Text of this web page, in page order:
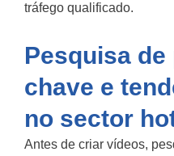
tráfego qualificado.
Pesquisa
chave e
no sector
Antes de criar vídeos,